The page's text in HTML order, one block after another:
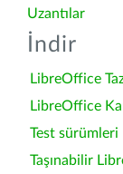
Uzantılar
İndir
LibreOffice
LibreOffice
Test sürümleri
Taşınabilir